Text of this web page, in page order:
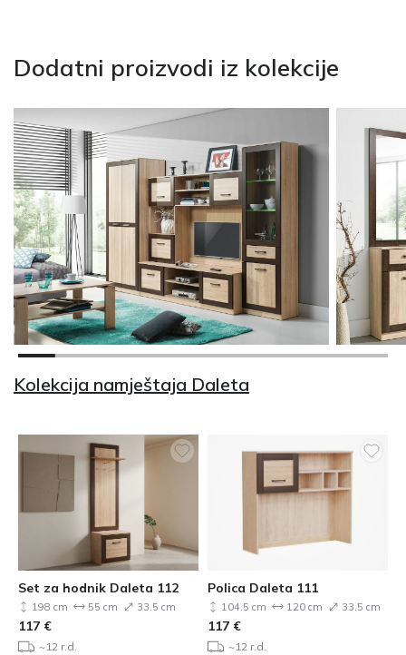
Dodatni proizvodi iz kolekcije
Kolekcija namještaja Daleta
Set za hodnik Daleta 112
198 cm 55 cm 33.5 cm
117 €
~12 r.d.
Polica Daleta 111
104.5 cm 120 cm 33.5 cm
117 €
~12 r.d.